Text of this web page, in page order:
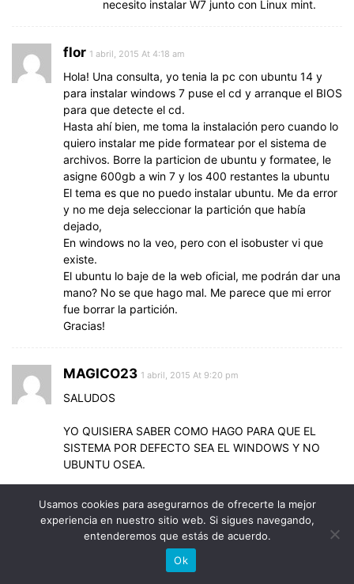
necesito instalar W7 junto con Linux mint.
flor 1 abril, 2015 At 4:18 am
Hola! Una consulta, yo tenia la pc con ubuntu 14 y
para instalar windows 7 puse el cd y arranque el BIOS
para que detecte el cd.
Hasta ahí bien, me toma la instalación pero cuando lo
quiero instalar me pide formatear por el sistema de
archivos. Borre la particion de ubuntu y formatee, le
asigne 600gb a win 7 y los 400 restantes la ubuntu
El tema es que no puedo instalar ubuntu. Me da error
y no me deja seleccionar la partición que había
dejado,
En windows no la veo, pero con el isobuster vi que
existe.
El ubuntu lo baje de la web oficial, me podrán dar una
mano? No se que hago mal. Me parece que mi error
fue borrar la partición.
Gracias!
MAGICO23 1 abril, 2015 At 9:20 pm
SALUDOS
YO QUISIERA SABER COMO HAGO PARA QUE EL
SISTEMA POR DEFECTO SEA EL WINDOWS Y NO
UBUNTU OSEA.
QUE ESTE DE PRIMERO WINDOWS Y LUEGO
UBUNTU
GRACIAS POR LA AYUDA
Usamos cookies para asegurarnos de ofrecerte la mejor
experiencia en nuestro sitio web. Si sigues navegando,
entenderemos que estás de acuerdo.
Ok